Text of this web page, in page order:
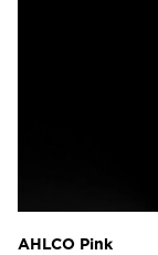
AHLCO Pink